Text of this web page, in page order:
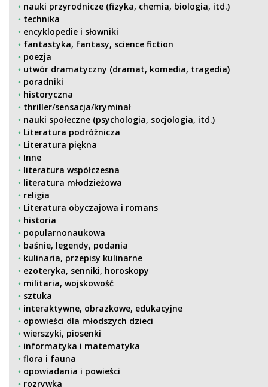
nauki przyrodnicze (fizyka, chemia, biologia, itd.)
technika
encyklopedie i słowniki
fantastyka, fantasy, science fiction
poezja
utwór dramatyczny (dramat, komedia, tragedia)
poradniki
historyczna
thriller/sensacja/kryminał
nauki społeczne (psychologia, socjologia, itd.)
Literatura podróżnicza
Literatura piękna
Inne
literatura współczesna
literatura młodzieżowa
religia
Literatura obyczajowa i romans
historia
popularnonaukowa
baśnie, legendy, podania
kulinaria, przepisy kulinarne
ezoteryka, senniki, horoskopy
militaria, wojskowość
sztuka
interaktywne, obrazkowe, edukacyjne
opowieści dla młodszych dzieci
wierszyki, piosenki
informatyka i matematyka
flora i fauna
opowiadania i powieści
rozrywka